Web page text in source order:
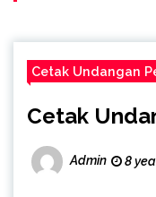
Cetak Undangan
Cetak
Admin 8